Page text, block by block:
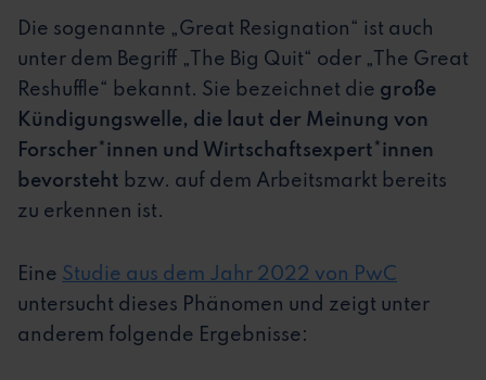
Die sogenannte „Great Resignation“ ist auch
unter dem Begriff „The Big Quit“ oder „The Great
Reshuffle“ bekannt. Sie bezeichnet die große
Kündigungswelle, die laut der Meinung von
Forscher*innen und Wirtschaftsexpert*innen
bevorsteht bzw. auf dem Arbeitsmarkt bereits
zu erkennen ist.
Eine Studie aus dem Jahr 2022 von PwC
untersucht dieses Phänomen und zeigt unter
anderem folgende Ergebnisse: